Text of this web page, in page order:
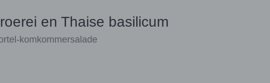
en Thaise basilicum
komkommersalade